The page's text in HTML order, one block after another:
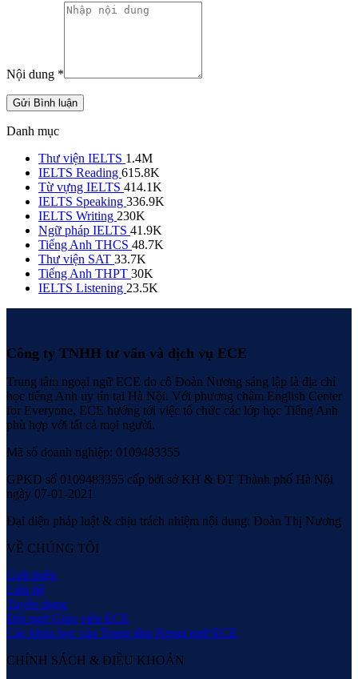
Nội dung *
Gửi Bình luận
Danh mục
Thư viện IELTS 1.4M
IELTS Reading 615.8K
Từ vựng IELTS 414.1K
IELTS Speaking 336.9K
IELTS Writing 230K
Ngữ pháp IELTS 41.9K
Tiếng Anh THCS 48.7K
Thư viện SAT 33.7K
Tiếng Anh THPT 30K
IELTS Listening 23.5K
Công ty TNHH tư vấn và dịch vụ ECE
Trung tâm ngoại ngữ ECE do cô Đoàn Nương sáng lập là địa chỉ
học tiếng Anh uy tín tại Hà Nội. Với phương châm English Center
for Everyone, ECE hướng tới việc tổ chức các lớp học Tiếng Anh
phù hợp với tất cả mọi người.
Mã số doanh nghiệp: 0109483355
GPKD số 0109483355 cấp bởi sở KH & ĐT Thành phố Hà Nội
ngày 07-01-2021
Đại diện pháp luật & chịu trách nhiệm nội dung: Đoàn Thị Nương
VỀ CHÚNG TÔI
Giới thiệu
Liên hệ
Tuyển dụng
Đội ngữ Giáo viên ECE
Các khóa học của Trung tâm Ngoại ngữ ECE
CHÍNH SÁCH & ĐIỀU KHOẢN